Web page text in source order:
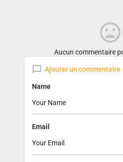
Aucun commentaire
Ajouter un commentaire
Name
Email